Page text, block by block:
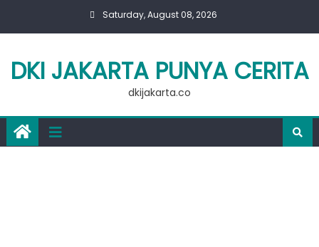
Saturday, August 08, 2026
DKI JAKARTA PUNYA CERITA
dkijakarta.co